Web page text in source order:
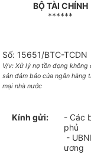
BỘ TÀI CHÍNH
******
Số: 15651/BTC-TCDN
V/v: Xử lý nợ tồn đọng không
sản đảm bảo của ngân hàng
mại nhà nước
Kính gửi:
- Các
phủ
-
ương